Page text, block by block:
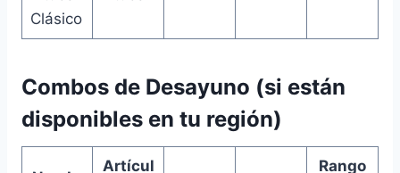
Clásico
Combos de Desayuno (si están
disponibles en tu región)
Artícul Rango